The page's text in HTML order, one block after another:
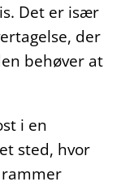
Det er især
der
behøver at
i en
sted, hvor